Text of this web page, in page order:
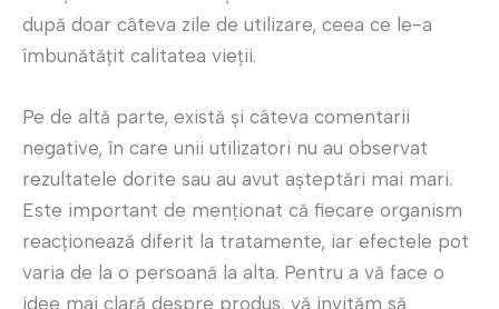
după doar câteva zile de utilizare, ceea ce le-a
îmbunătățit calitatea vieții.
Pe de altă parte, există și câteva comentarii
negative, în care unii utilizatori nu au observat
rezultatele dorite sau au avut așteptări mai mari.
Este important de menționat că fiecare organism
reacționează diferit la tratamente, iar efectele pot
varia de la o persoană la alta. Pentru a vă face o
idee mai clară despre produs, vă invităm să